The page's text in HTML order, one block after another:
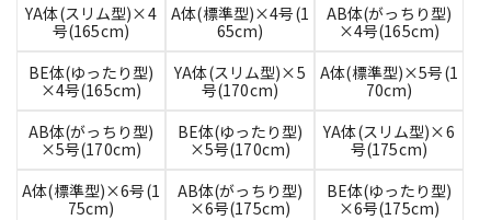
YA体(スリム型)×4
号(165cm)
A体(標準型)×4号(1
65cm)
AB体(がっちり型)
×4号(165cm)
BE体(ゆったり型)
×4号(165cm)
YA体(スリム型)×5
号(170cm)
A体(標準型)×5号(1
70cm)
AB体(がっちり型)
×5号(170cm)
BE体(ゆったり型)
×5号(170cm)
YA体(スリム型)×6
号(175cm)
A体(標準型)×6号(1
75cm)
AB体(がっちり型)
×6号(175cm)
BE体(ゆったり型)
×6号(175cm)